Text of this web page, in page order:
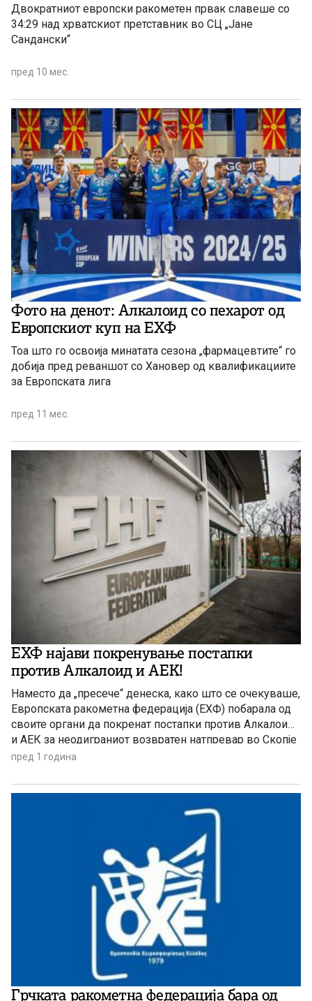
Двократниот европски ракометен првак славеше со
34:29 над хрватскиот претставник во СЦ „Јане
Сандански“
пред 10 мес.
Фото на денот: Алкалоид со пехарот од
Европскиот куп на ЕХФ
Тоа што го освоија минатата сезона „фармацевтите“ го
добија пред реваншот со Хановер од квалификациите
за Европската лига
пред 11 мес.
ЕХФ најави покренување постапки
против Алкалоид и АЕК!
Наместо да „пресече“ денеска, како што се очекуваше,
Европската ракометна федерација (ЕХФ) побарала од
своите органи да покренат постапки против Алкалоид
и АЕК за неодиграниот возвратен натпревар во Скопје
од финалето на Европскиот куп, не соопштувајќи
ракометна федерација во вторник им ги предаде сите
пред 1 година
Грчката ракометна федерација бара од